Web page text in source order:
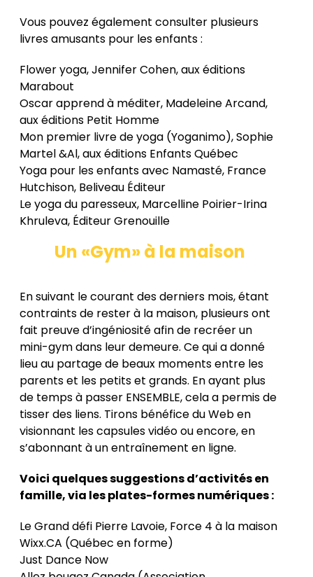
Vous pouvez également consulter plusieurs
livres amusants pour les enfants :
Flower yoga, Jennifer Cohen, aux éditions
Marabout
Oscar apprend à méditer, Madeleine Arcand,
aux éditions Petit Homme
Mon premier livre de yoga (Yoganimo), Sophie
Martel &Al, aux éditions Enfants Québec
Yoga pour les enfants avec Namasté, France
Hutchison, Beliveau Éditeur
Le yoga du paresseux, Marcelline Poirier-Irina
Khruleva, Éditeur Grenouille
Un «Gym» à la maison
En suivant le courant des derniers mois, étant
contraints de rester à la maison, plusieurs ont
fait preuve d’ingéniosité afin de recréer un
mini-gym dans leur demeure. Ce qui a donné
lieu au partage de beaux moments entre les
parents et les petits et grands. En ayant plus
de temps à passer ENSEMBLE, cela a permis de
tisser des liens. Tirons bénéfice du Web en
visionnant les capsules vidéo ou encore, en
s’abonnant à un entraînement en ligne.
Voici quelques suggestions d’activités en
famille, via les plates-formes numériques :
Le Grand défi Pierre Lavoie, Force 4 à la maison
Wixx.CA (Québec en forme)
Just Dance Now